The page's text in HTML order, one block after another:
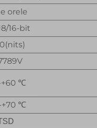
orele
16-bit
+60 ℃
+70 ℃